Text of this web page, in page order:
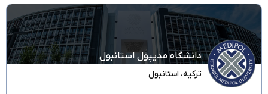
دانشگاه مدیپول استانبول
ترکیه، استانبول